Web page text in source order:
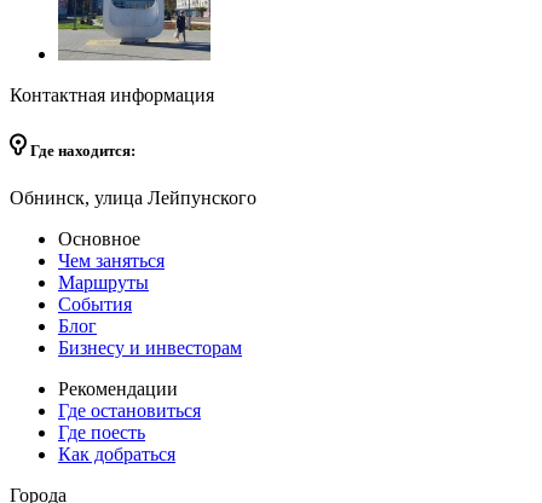
Контактная информация
Где находится:
Обнинск, улица Лейпунского
Основное
Чем заняться
Маршруты
События
Блог
Бизнесу и инвесторам
Рекомендации
Где остановиться
Где поесть
Как добраться
Города